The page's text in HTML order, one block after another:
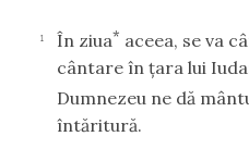
1 În ziua* aceea, se va
cântare în ţara lui
Dumnezeu ne dă
întăritură.